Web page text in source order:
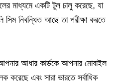
মাধ্যমে একটি টুল চালু করেছে, যা
সিম নিবন্ধিত আছে তা পরীক্ষা করতে
আধার কার্ডকে আপনার মোবাইল
করেছে এবং সারা ভারতে সর্বাধিক